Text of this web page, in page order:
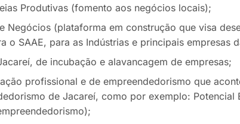
Produtivas (fomento aos negócios locais);
Negócios (plataforma em construção que visa
o SAAE, para as Indústrias e principais empresas
de incubação e alavancagem de empresas;
profissional e de empreendedorismo que
de Jacareí, como por exemplo: Potencial